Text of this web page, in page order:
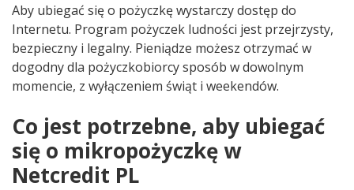
Aby ubiegać się o pożyczkę wystarczy dostęp do
Internetu. Program pożyczek ludności jest przejrzysty,
bezpieczny i legalny. Pieniądze możesz otrzymać w
dogodny dla pożyczkobiorcy sposób w dowolnym
momencie, z wyłączeniem świąt i weekendów.
Co jest potrzebne, aby ubiegać
się o mikropożyczkę w
Netcredit PL